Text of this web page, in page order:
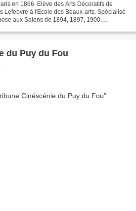
en 1866. Elève des Arts Décoratifs de
Lefebvre à l'Ecole des Beaux-arts. Spécialisé
aux Salons de 1894, 1897, 1900.
du Puy du Fou